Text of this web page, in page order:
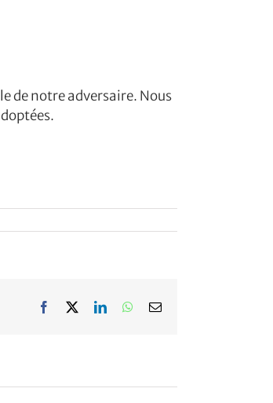
de notre adversaire. Nous
Facebook LinkedInWhatsApp
Email